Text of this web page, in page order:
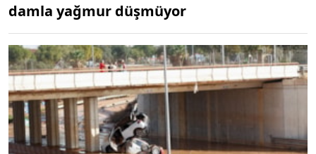
damla yağmur düşmüyor